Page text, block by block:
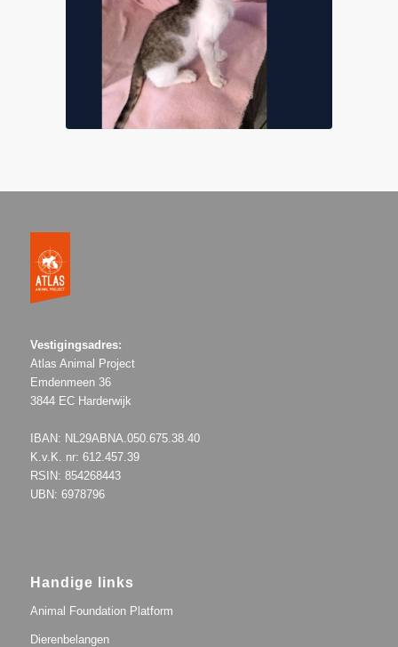
Vestigingsadres:
Atlas Animal Project
Emdenmeen 36
3844 EC Harderwijk
IBAN: NL29ABNA.050.675.38.40
K.v.K. nr: 612.457.39
RSIN: 854268443
UBN: 6978796
Handige links
Animal Foundation Platform
Dierenbelangen